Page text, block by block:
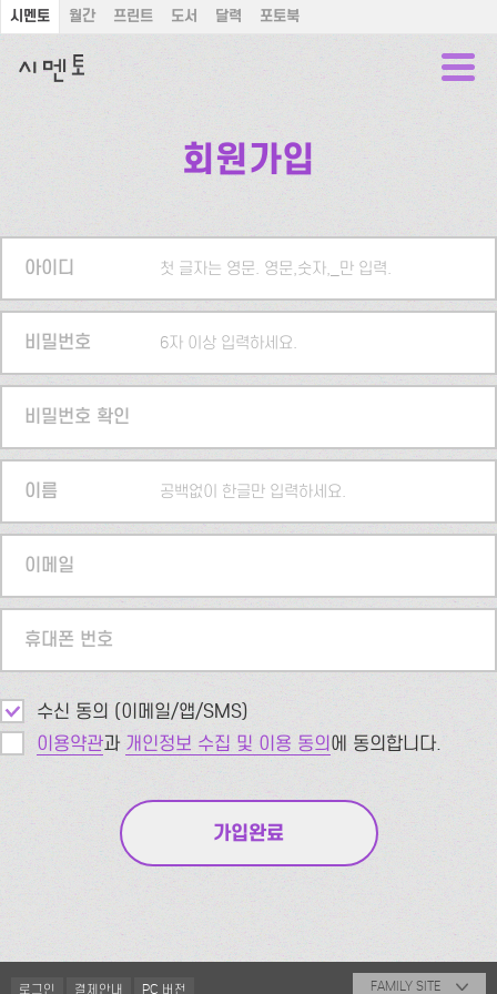
시멘토 월간 프린트 도서 달력 포토북
회원가입
아이디 첫 글자는 영문. 영문,숫자,_만 입력.
비밀번호 6자 이상 입력하세요.
비밀번호 확인
이름 공백없이 한글만 입력하세요.
이메일
휴대폰 번호
수신 동의 (이메일/앱/SMS)
이용약관과 개인정보 수집 및 이용 동의에 동의합니다.
로그인 결제안내 PC 버전 FAMILY SITE